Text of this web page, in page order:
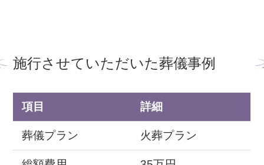
施行させていただいた葬儀事例
項目 詳細
葬儀プラン 火葬プラン